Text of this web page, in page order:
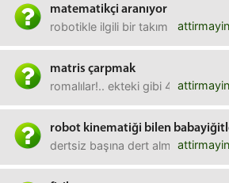
matematikçi aranıyor
robotikle ilgili bir takım sorunlar
matris çarpmak
romalılar!.. ekteki gibi 4x4, altı
robot kinematiği bilen
dertsiz başına dert almak